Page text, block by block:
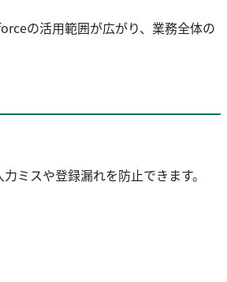
の活用範囲が広がり、業務全体の
ミスや登録漏れを防止できます。